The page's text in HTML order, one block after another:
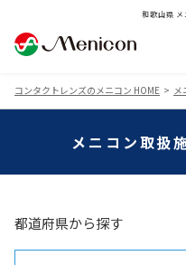
和歌山県
コンタクトレンズのメニコン HOME メ
メニコン取扱
都道府県から探す